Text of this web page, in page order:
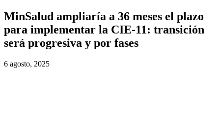
MinSalud ampliaría a 36 meses el plazo
para implementar la CIE-11: transición
será progresiva y por fases
6 agosto, 2025